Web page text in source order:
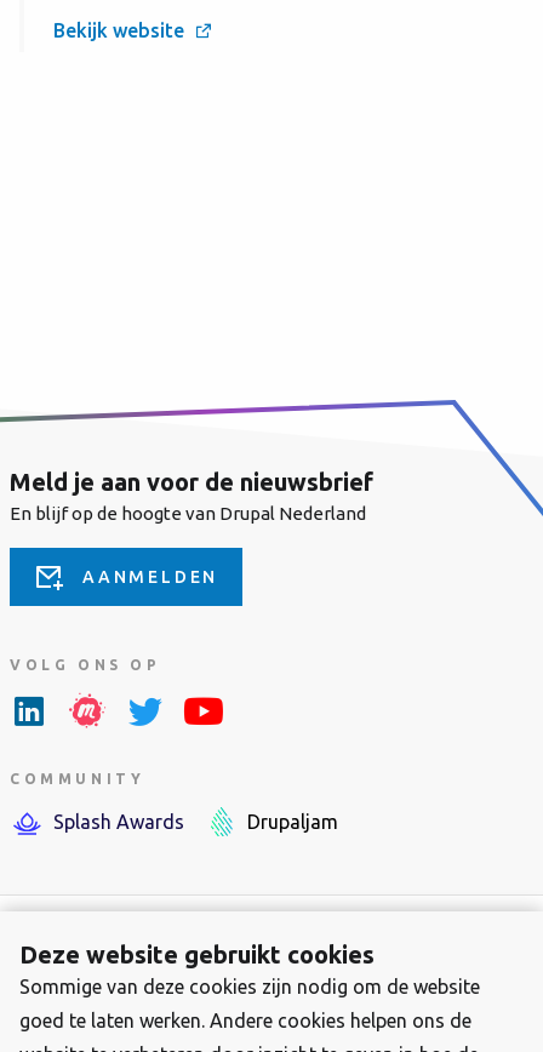
Bekijk website
Meld je aan voor de nieuwsbrief
En blijf op de hoogte van Drupal Nederland
AANMELDEN
VOLG ONS OP
COMMUNITY
Splash Awards Drupaljam
Footer-
Over Stichting Drupal Nederland
Contact
Deze website gebruikt cookies
Sommige van deze cookies zijn nodig om de website
goed te laten werken. Andere cookies helpen ons de